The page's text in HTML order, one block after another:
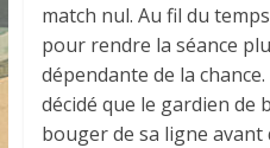
match nul. Au fil du
pour rendre la séance
dépendante de la
décidé que le gardien de
bouger de sa ligne